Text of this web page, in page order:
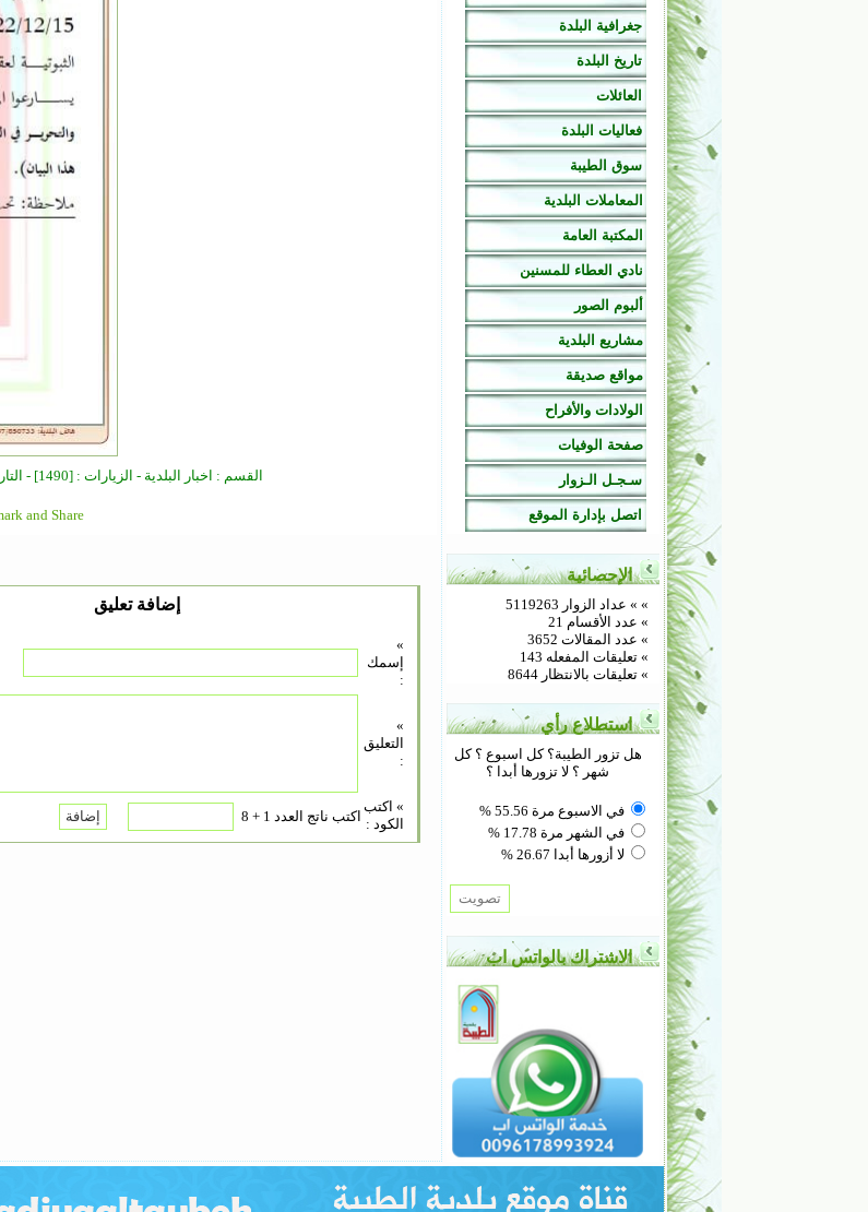
جغرافية البلدة
تاريخ البلدة
العائلات
فعاليات البلدة
سوق الطيبة
المعاملات البلدية
المكتبة العامة
نادي العطاء للمسنين
ألبوم الصور
مشاريع البلدية
مواقع صديقة
الولادات والأفراح
صفحة الوفيات
سـجـل الـزوار
اتصل بإدارة الموقع
الإحصائية
» » عداد الزوار 5119263
» عدد الأقسام 21
» عدد المقالات 3652
» تعليقات المفعله 143
» تعليقات بالانتظار 8644
استطلاع رأي
هل تزور الطيبة؟ كل اسبوع ؟ كل
شهر ؟ لا تزورها أبدا ؟
في الاسبوع مرة 55.56 %
في الشهر مرة 17.78 %
لا أزورها أبدا 26.67 %
الاشتراك بالواتس اب
القسم : اخبار البلدية - الزيارات : [1490] - التاريخ : 7/12/2023 - الكاتب : مدير الموقع
إضافة تعليق
»
إسمك
:
»
التعليق
:
» اكتب
الكود : اكتب ناتج العدد 1 + 8